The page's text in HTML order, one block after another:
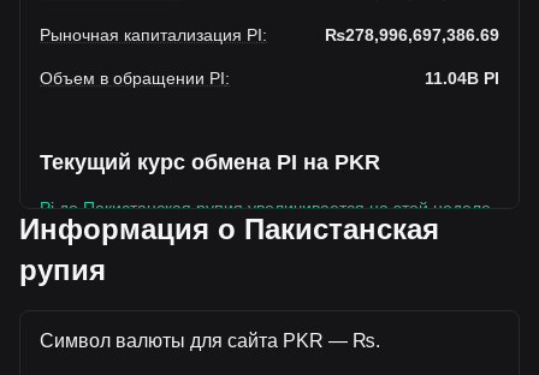
Рыночная капитализация PI: ₨278,996,697,386.69
Объем в обращении PI: 11.04B PI
Текущий курс обмена PI на PKR
Pi до Пакистанская рупия увеличивается на этой неделе.
Текущая рыночная цена Pi составляет ₨25.27 за PI, а
общая рыночная капитализация составляет
(₨-120,240,949.87 PKR) за последние 24 часа, а объем
Информация о Пакистанская
рупия
Символ валюты для сайта PKR — ₨.